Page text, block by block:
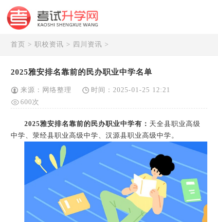
首页 >职校资讯 > 四川资讯 >
2025雅安排名靠前的民办职业中学名单
来源：网络整理
时间：2025-01-25 12:21
600次
2025雅安排名靠前的民办职业中学有： 天全县职业高级
中学、荥经县职业高级中学、汉源县职业高级中学。